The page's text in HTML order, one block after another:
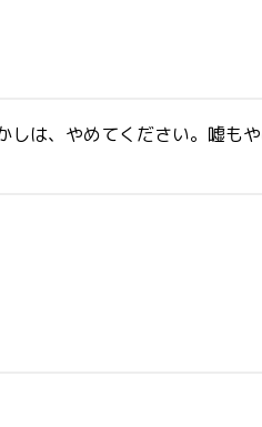
は、やめてください。嘘も